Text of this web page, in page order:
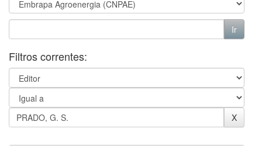
Filtros correntes: